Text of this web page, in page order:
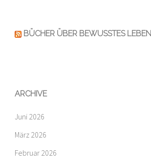
BÜCHER ÜBER BEWUSSTES LEBEN
ARCHIVE
Juni 2026
März 2026
Februar 2026